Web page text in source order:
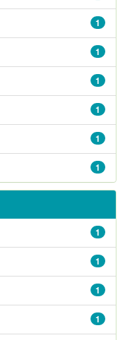
1
1
1
1
1
1
1
1
1
1